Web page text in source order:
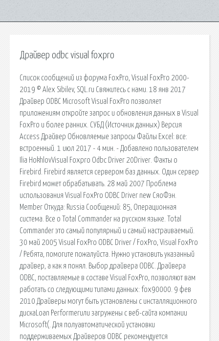
Драйвер odbc visual foxpro
Список сообщений из форума FoxPro, Visual FoxPro 2000-
2019 © Alex Sibilev, SQL.ru Свяжитесь с нами. 18 янв 2017
Драйвер ODBC Microsoft Visual FoxPro позволяет
приложениям откройте запрос и обновления данных в Visual
FoxPro и более ранних. СУБД (Источник данных) Версия
Access Драйвер Обновляемые запросы Файлы Excel: все:
встроенный. 1 июл 2017 - 4 мин. - Добавлено пользователем
Ilia HokhlovVisual Foxpro Odbc Driver 20Driver. Факты о
Firebird. Firebird является сервером баз данных. Один сервер
Firebird может обрабатывать. 28 май 2007 Проблема
использования Visual FoxPro ODBC Driver new СяоФэн.
Member Откуда: Russia Сообщений: 85, Операционная
система. Все о Total Commander на русском языке. Total
Commander это самый популярный и самый настраиваемый.
30 май 2005 Visual FoxPro ODBC Driver / FoxPro, Visual FoxPro
/ Ребята, помогите пожалуйста. Нужно установить указанный
драйвер, а как я понял. Выбор драйвера ODBC. Драйвера
ODBC, поставляемые в составе Visual FoxPro, позволяют вам
работать со следующими типами данных: fox90000. 9 фев
2010 Драйверы могут быть установлены с инсталляционного
дискаLoan Performerили загружены с веб-сайта компании
Microsoft(. Для полуавтоматической установки
поддерживаемых Драйверов ODBC рекомендуется